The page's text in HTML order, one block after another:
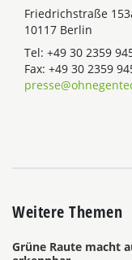
Friedrichstraße
10117 Berlin
Tel: +49 30 2359
Fax: +49 30 2359
Weitere Themen
Grüne Raute macht